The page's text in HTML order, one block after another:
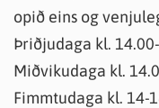
opið eins og
Þriðjudaga kl.
Miðvikudaga kl.
Fimmtudaga kl. 14-